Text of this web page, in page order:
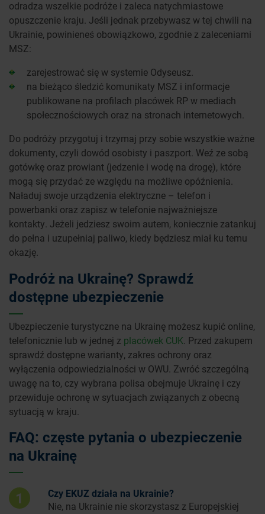
odradza wszelkie podróże i zaleca natychmiastowe
opuszczenie kraju. Jeśli jednak przebywasz w tej chwili na
Ukrainie, powinieneś obowiązkowo, zgodnie z zaleceniami
MSZ:
zarejestrować się w systemie Odyseusz.
na bieżąco śledzić komunikaty MSZ i informacje
publikowane na profilach placówek RP w mediach
społecznościowych oraz na stronach internetowych.
Do podróży przygotuj i trzymaj przy sobie wszystkie ważne
dokumenty, czyli dowód osobisty i paszport. Weź ze sobą
gotówkę oraz prowiant (jedzenie i wodę na drogę), które
mogą się przydać ze względu na możliwe opóźnienia.
Naładuj swoje urządzenia elektryczne – telefon i
powerbanki oraz zapisz w telefonie najważniejsze
kontakty. Jeżeli jedziesz swoim autem, koniecznie zatankuj
do pełna i uzupełniaj paliwo, kiedy będziesz miał ku temu
okazję.
Podróż na Ukrainę? Sprawdź
dostępne ubezpieczenie
Ubezpieczenie turystyczne na Ukrainę możesz kupić online,
telefonicznie lub w jednej z placówek CUK. Przed zakupem
sprawdź dostępne warianty, zakres ochrony oraz
wyłączenia odpowiedzialności w OWU. Zwróć szczególną
uwagę na to, czy wybrana polisa obejmuje Ukrainę i czy
przewiduje ochronę w sytuacjach związanych z obecną
sytuacją w kraju.
FAQ: częste pytania o ubezpieczenie
na Ukrainę
1
Czy EKUZ działa na Ukrainie?
Nie, na Ukrainie nie skorzystasz z Europejskiej